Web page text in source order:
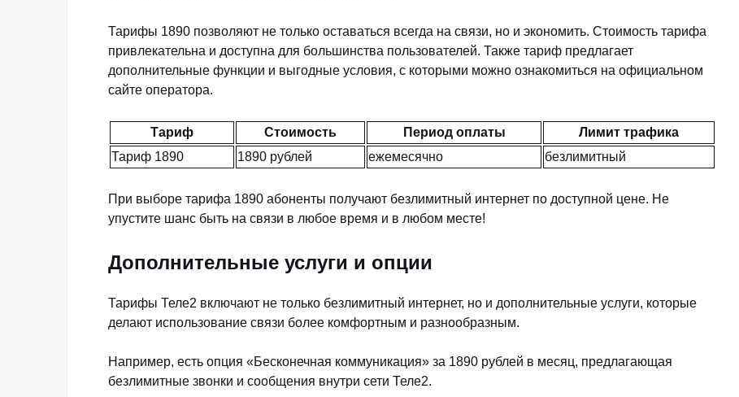
Тарифы 1890 позволяют не только оставаться всегда на связи, но и экономить. Стоимость тарифа
привлекательна и доступна для большинства пользователей. Также тариф предлагает
дополнительные функции и выгодные условия, с которыми можно ознакомиться на официальном
сайте оператора.
Тариф Стоимость Период оплаты
Лимит трафика
Тариф 1890
1890 рублей ежемесячно безлимитный
При выборе тарифа 1890 абоненты получают безлимитный интернет по доступной цене. Не
упустите шанс быть на связи в любое время и в любом месте!
Дополнительные услуги и опции
Тарифы Теле2 включают не только безлимитный интернет, но и дополнительные услуги, которые
делают использование связи более комфортным и разнообразным.
Например, есть опция «Бесконечная коммуникация» за 1890 рублей в месяц, предлагающая
безлимитные звонки и сообщения внутри сети Теле2.